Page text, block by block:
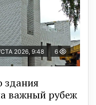
2026, 9:48 6
здания
важный рубеж